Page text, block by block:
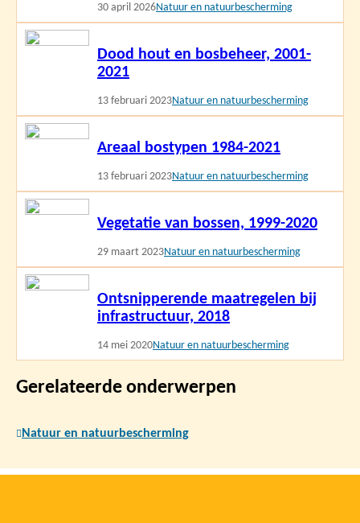
30 april 2026Natuur en natuurbescherming
Dood hout en bosbeheer, 2001-
2021
13 februari 2023Natuur en natuurbescherming
Lees
Areaal bostypen 1984-2021
13 februari 2023Natuur en natuurbescherming
Lees
Vegetatie van bossen, 1999-2020
29 maart 2023Natuur en natuurbescherming
Lees
Ontsnipperende maatregelen bij
infrastructuur, 2018
14 mei 2020Natuur en natuurbescherming
Lees
Gerelateerde onderwerpen
Natuur en natuurbescherming